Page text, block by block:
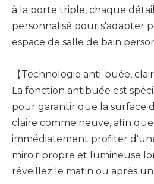
à la porte triple, chaque
personnalisé pour s'adapter
espace de salle de bain
【Technologie anti-buée,
La fonction antibuée est
pour garantir que la surface
claire comme neuve, afin que
immédiatement profiter
miroir propre et lumineuse
réveillez le matin ou après un